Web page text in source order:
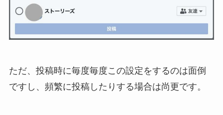
ただ、投稿時に毎度毎度この設定をするのは面倒
ですし、頻繁に投稿したりする場合は尚更です。